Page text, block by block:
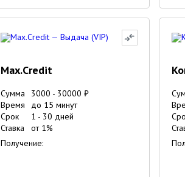
Max.Credit
Сумма 3000 - 30000 ₽
Время
до 15 минут
Срок
1 - 30 дней
Ставка
от 1%
Получение: